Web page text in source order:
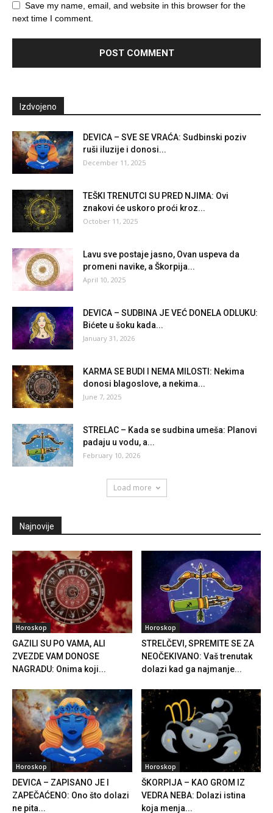
Save my name, email, and website in this browser for the
next time I comment.
Izdvojeno
DEVICA – SVE SE VRAĆA: Sudbinski poziv
ruši iluzije i donosi...
December 11, 2025
TEŠKI TRENUTCI SU PRED NJIMA: Ovi
znakovi će uskoro proći kroz...
October 11, 2025
Lavu sve postaje jasno, Ovan uspeva da
promeni navike, a Škorpija...
April 10, 2025
DEVICA – SUDBINA JE VEĆ DONELA ODLUKU:
Bićete u šoku kada...
January 31, 2026
KARMA SE BUDI I NEMA MILOSTI: Nekima
donosi blagoslove, a nekima...
June 7, 2025
STRELAC – Kada se sudbina umeša: Planovi
padaju u vodu, a...
February 10, 2026
Load more
Najnovije
Horoskop
GAZILI SU PO VAMA, ALI
ZVEZDE VAM DONOSE
NAGRADU: Onima koji...
Horoskop
STRELČEVI, SPREMITE SE ZA
NEOČEKIVANO: Vaš trenutak
dolazi kad ga najmanje...
Horoskop
DEVICA – ZAPISANO JE I
ZAPEČAĆENO: Ono što dolazi
ne pita...
Horoskop
ŠKORPIJA – KAO GROM IZ
VEDRA NEBA: Dolazi istina
koja menja...